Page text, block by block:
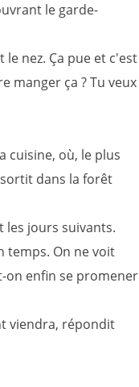
le garde-
nez. Ça pue et c'est
manger ça ? Tu veux
cuisine, où, le plus
dans la forêt
les jours suivants.
On ne voit
on enfin se promener
viendra, répondit